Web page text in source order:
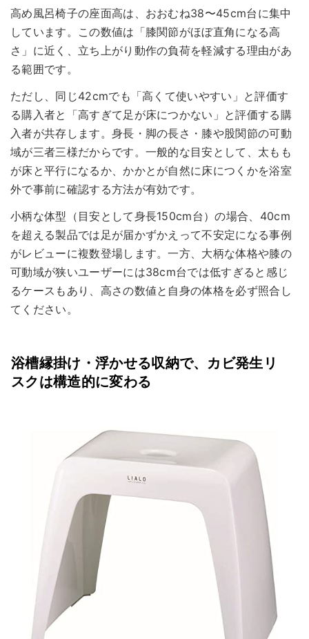
高め風呂椅子の座面高は、おおむね38〜45cm台に集中
しています。この数値は「膝関節がほぼ直角になる高
さ」に近く、立ち上がり動作の負荷を軽減する理由があ
る範囲です。
ただし、同じ42cmでも「高くて使いやすい」と評価す
る購入者と「高すぎて足が床につかない」と評価する購
入者が共存します。身長・脚の長さ・膝や股関節の可動
域が三者三様だからです。一般的な目安として、太もも
が床と平行になるか、かかとが自然に床につくかを浴室
外で事前に確認する方法が有効です。
小柄な体型（目安として身長150cm台）の場合、40cm
を超える製品では足が届かずかえって不安定になる事例
がレビューに複数登場します。一方、大柄な体格や膝の
可動域が狭いユーザーには38cm台では低すぎると感じ
るケースもあり、高さの数値と自身の体格を必ず照合し
てください。
浴槽縁掛け・浮かせる収納で、カビ発生リ
スクは構造的に変わる